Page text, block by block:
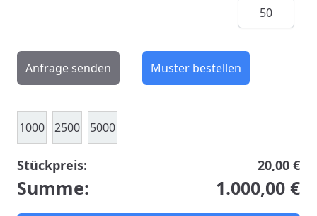
Menge
Anfrage senden Muster bestellen
1000 2500 5000
Stückpreis: 20,00 €
Summe: 1.000,00 €